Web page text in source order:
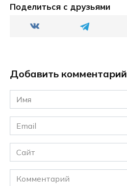
Поделиться с друзьями
Добавить комментарий
Имя
*
Email
*
Сайт
Комментарий